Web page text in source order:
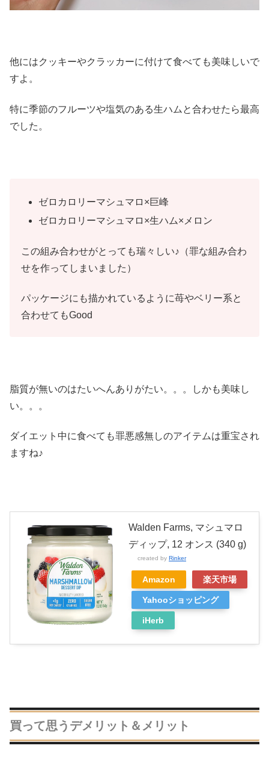
他にはクッキーやクラッカーに付けて食べても美味しいで
すよ。
特に季節のフルーツや塩気のある生ハムと合わせたら最高
でした。
ゼロカロリーマシュマロ×巨峰
ゼロカロリーマシュマロ×生ハム×メロン
この組み合わせがとっても瑞々しい♪（罪な組み合わ
せを作ってしまいました）
パッケージにも描かれているように苺やベリー系と
合わせてもGood
脂質が無いのはたいへんありがたい。。。しかも美味し
い。。。
ダイエット中に食べても罪悪感無しのアイテムは重宝され
ますね♪
Walden Farms, マシュマロ
ディップ, 12 オンス (340 g)
created by Rinker
Amazon 楽天市場
Yahooショッピング
iHerb
買って思うデメリット＆メリット